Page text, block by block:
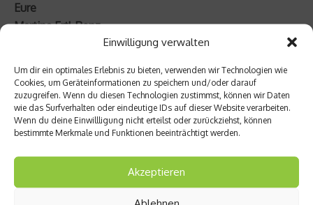
Einwilligung verwalten
Um dir ein optimales Erlebnis zu bieten, verwenden wir Technologien wie
Cookies, um Geräteinformationen zu speichern und/oder darauf
zuzugreifen. Wenn du diesen Technologien zustimmst, können wir Daten
wie das Surfverhalten oder eindeutige IDs auf dieser Website verarbeiten.
Wenn du deine Einwillligung nicht erteilst oder zurückziehst, können
bestimmte Merkmale und Funktionen beeinträchtigt werden.
Akzeptieren
Eure
Martina Ertl-Renz